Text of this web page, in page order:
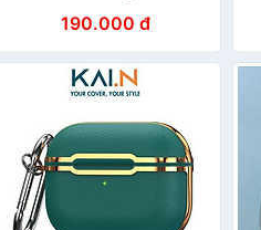
Hàng Nhập Khẩu
190.000 đ